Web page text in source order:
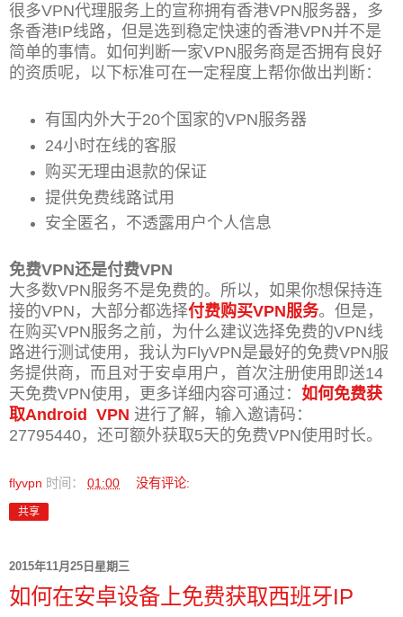
很多VPN代理服务上的宣称拥有香港VPN服务器，多
条香港IP线路，但是选到稳定快速的香港VPN并不是
简单的事情。如何判断一家VPN服务商是否拥有良好
的资质呢，以下标准可在一定程度上帮你做出判断：
有国内外大于20个国家的VPN服务器
24小时在线的客服
购买无理由退款的保证
提供免费线路试用
安全匿名，不透露用户个人信息
免费VPN还是付费VPN
大多数VPN服务不是免费的。所以，如果你想保持连
接的VPN，大部分都选择付费购买VPN服务。但是，
在购买VPN服务之前，为什么建议选择免费的VPN线
路进行测试使用，我认为FlyVPN是最好的免费VPN服
务提供商，而且对于安卓用户，首次注册使用即送14
天免费VPN使用，更多详细内容可通过： 如何免费获
取Android VPN 进行了解，输入邀请码：
27795440，还可额外获取5天的免费VPN使用时长。
flyvpn 时间： 01:00 没有评论:
共享
2015年11月25日星期三
如何在安卓设备上免费获取西班牙IP